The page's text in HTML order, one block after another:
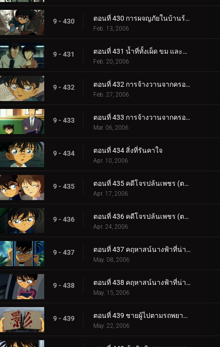
9 - 430 ตอนที่ 430 การผจญภัยในบ้านร้างแสนพิลึก (ภาคตัดสินใจ)
Feb. 13, 2006
9 - 431 ตอนที่ 431 น้ำที่ทั้งเผ็ด ขม และหวาน
Feb. 20, 2006
9 - 432 ตอนที่ 432 การจ้างวานจากครอบครัวพิลึก (ตอนแรก)
Feb. 27, 2006
9 - 433 ตอนที่ 433 การจ้างวานจากครอบครัวพิลึก (ตอนจบ)
Mar. 06, 2006
9 - 434 ตอนที่ 434 สิ่งที่รันคาใจ
Apr. 10, 2006
9 - 435 ตอนที่ 435 คดีโจรปล้นเพชร (ตอนแรก)
Apr. 17, 2006
9 - 436 ตอนที่ 436 คดีโจรปล้นเพชร (ตอนจบ)
Apr. 24, 2006
9 - 437 ตอนที่ 437 คฤหาสน์นางฟ้าที่น่าพิศวง (ตอนแรก)
May. 08, 2006
9 - 438 ตอนที่ 438 คฤหาสน์นางฟ้าที่น่าพิศวง (ตอนจบ)
May. 15, 2006
9 - 439 ตอนที่ 439 ชายผู้ไปตามรถพยาบาล
May. 22, 2006